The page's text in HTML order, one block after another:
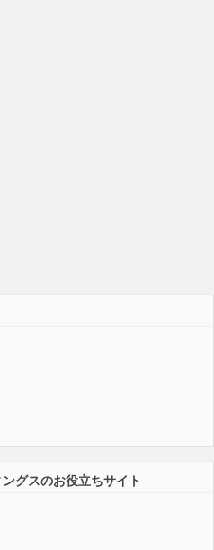
グスのお役立ちサイト